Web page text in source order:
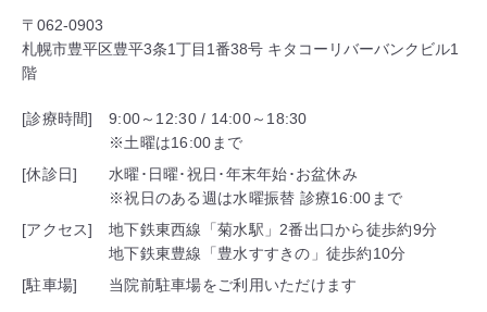
〒062-0903
札幌市豊平区豊平3条1丁目1番38号 キタコーリバーバンクビル1
階
[診療時間]
9:00～12:30 / 14:00～18:30
※土曜は16:00まで
[休診日]
水曜･日曜･祝日･年末年始･お盆休み
※祝日のある週は水曜振替 診療16:00まで
[アクセス]
地下鉄東西線「菊水駅」2番出口から徒歩約9分
地下鉄東豊線「豊水すすきの」徒歩約10分
[駐車場]
当院前駐車場をご利用いただけます